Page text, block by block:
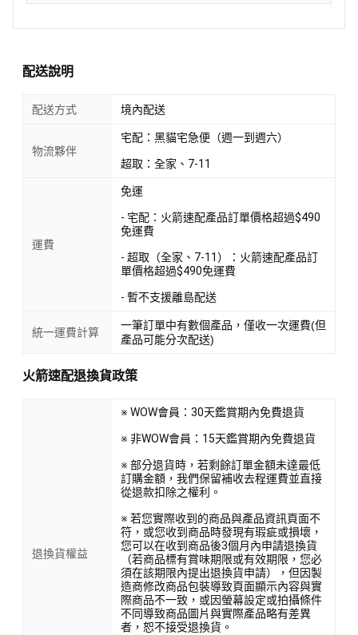
配送說明
配送方式 境內配送
物流夥伴
宅配：黑貓宅急便（週一到週六）
超取：全家、7-11
運費
免運
- 宅配：火箭速配產品訂單價格超過$490
免運費
- 超取（全家、7-11）：火箭速配產品訂
單價格超過$490免運費
- 暫不支援離島配送
統一運費計算
一筆訂單中有數個產品，僅收一次運費(但
產品可能分次配送)
火箭速配退換貨政策
退換貨權益
※ WOW會員：30天鑑賞期內免費退貨
※ 非WOW會員：15天鑑賞期內免費退貨
※ 部分退貨時，若剩餘訂單金額未達最低
訂購金額，我們保留補收去程運費並直接
從退款扣除之權利。
※ 若您實際收到的商品與產品資訊頁面不
符，或您收到商品時發現有瑕疵或損壞，
您可以在收到商品後3個月內申請退換貨
（若商品標有賞味期限或有效期限，您必
須在該期限內提出退換貨申請），但因製
造商修改商品包裝導致頁面顯示內容與實
際商品不一致，或因螢幕設定或拍攝條件
不同導致商品圖片與實際產品略有差異
者，恕不接受退換貨。